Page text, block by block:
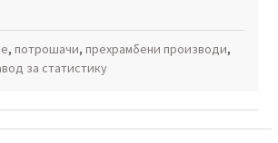
, потрошачи, прехрамбени производи,
за статистику